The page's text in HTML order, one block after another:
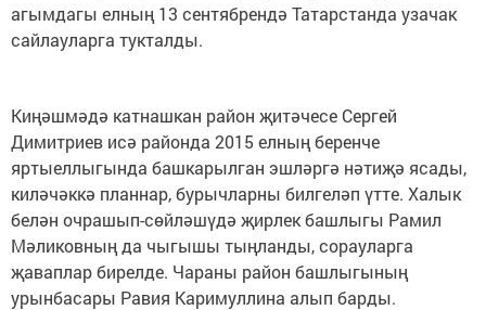
агымдагы елның 13 сентябрендә Татарстанда узачак
сайлауларга тукталды.
Киңәшмәдә катнашкан район җитәчесе Сергей
Димитриев исә районда 2015 елның беренче
яртыеллыгында башкарылган эшләргә нәтиҗә ясады,
киләчәккә планнар, бурычларны билгеләп үтте. Халык
белән очрашып-сөйләшүдә җирлек башлыгы Рамил
Мәликовның да чыгышы тыңланды, сорауларга
җаваплар бирелде. Чараны район башлыгының
урынбасары Равия Каримуллина алып барды.